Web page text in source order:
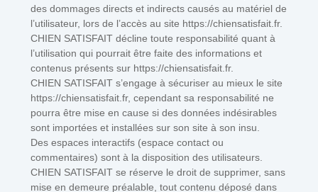
des dommages directs et indirects causés au matériel de
l’utilisateur, lors de l’accès au site https://chiensatisfait.fr.
CHIEN SATISFAIT décline toute responsabilité quant à
l’utilisation qui pourrait être faite des informations et
contenus présents sur https://chiensatisfait.fr.
CHIEN SATISFAIT s’engage à sécuriser au mieux le site
https://chiensatisfait.fr, cependant sa responsabilité ne
pourra être mise en cause si des données indésirables
sont importées et installées sur son site à son insu.
Des espaces interactifs (espace contact ou
commentaires) sont à la disposition des utilisateurs.
CHIEN SATISFAIT se réserve le droit de supprimer, sans
mise en demeure préalable, tout contenu déposé dans